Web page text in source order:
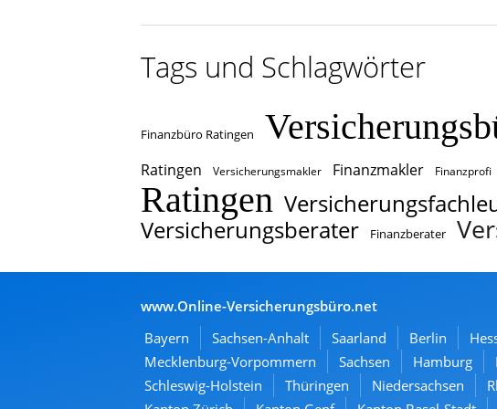
Tags und Schlagwörter
Finanzbüro Ratingen
Ratingen
Versicherungsmakler Finanzmakler Finanzprofi
Ratingen
Versicherungsberater Finanzberater
www.Online-Versicherungsbüro.net
Bayern
Sachsen-Anhalt Saarland Berlin
Mecklenburg-Vorpommern
Sachsen Hamburg
Schleswig-Holstein
Thüringen Niedersachsen